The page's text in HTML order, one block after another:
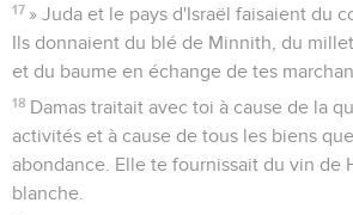
17 » Juda et le pays d'Israël faisaient du
Ils donnaient du blé de Minnith, du
et du baume en échange de tes
18 Damas traitait avec toi à cause de la
activités et à cause de tous les biens
abondance. Elle te fournissait du vin de
blanche.